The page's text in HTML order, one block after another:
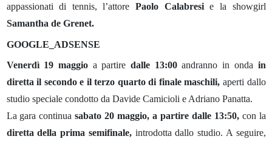
appassionati di tennis, l’attore Paolo Calabresie la showgirl
Samantha de Grenet.
GOOGLE_ADSENSE
Venerdì 19 maggio a partire dalle 13:00andranno in onda in
diretta il secondo e il terzo quarto di finale maschili, aperti dallo
studio speciale condotto da Davide Camicioli e Adriano Panatta.
La gara continua sabato 20 maggio, a partire dalle 13:50, con la
diretta della prima semifinale, introdotta dallo studio. A seguire,